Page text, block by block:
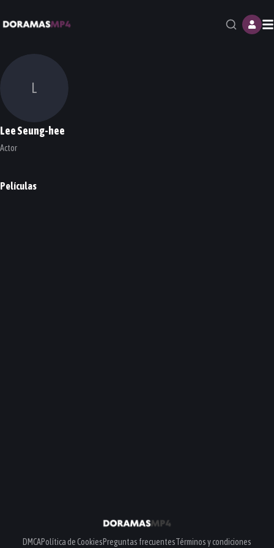
L
Lee Seung-hee
Actor
Películas
My Puppy
DMCAPolítica de CookiesPreguntas frecuentesTérminos y condiciones